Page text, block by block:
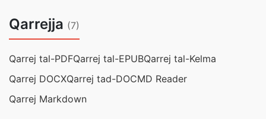
Qarrejja (7)
Qarrej tal-PDFQarrej tal-EPUBQarrej tal-Kelma
Qarrej DOCXQarrej tad-DOCMD Reader
Qarrej Markdown